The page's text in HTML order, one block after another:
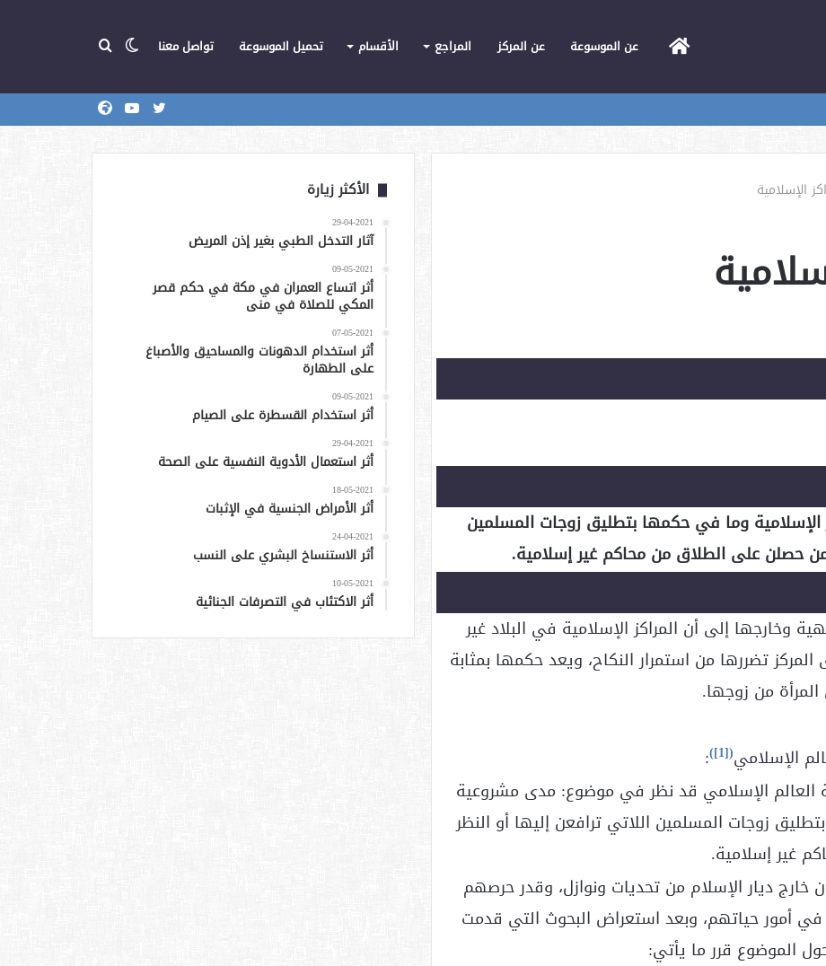
الرئيسيةعن الموسوعة عن المركز المراجع الأقسام تحميل الموسوعة تواصل معنا الوضع
يوتيوب تويتر
الإسلامية
وما في حكمها بتطليق زوجات المسلمين
حصلن على الطلاق من محاكم غير إسلامية.
وخارجها إلى أن المراكز الإسلامية في البلاد غير
تضررها من استمرار النكاح، ويعد حكمها بمثابة
من زوجها.
(
[1]
)
:
العالم الإسلامي قد نظر في موضوع: مدى مشروعية
زوجات المسلمين اللاتي ترافعن إليها أو النظر
غير إسلامية.
ديار الإسلام من تحديات ونوازل، وقدر حرصهم
أمور حياتهم، وبعد استعراض البحوث التي قدمت
الموضوع قرر ما يأتي:
الأكثر زيارة
29-04-2021
آثار التدخل الطبي بغير إذن المريض
09-05-2021
أثر اتساع العمران في مكة في حكم قصر
المكي للصلاة في منى
07-05-2021
أثر استخدام الدهونات والمساحيق والأصباغ
على الطهارة
09-05-2021
أثر استخدام القسطرة على الصيام
29-04-2021
أثر استعمال الأدوية النفسية على الصحة
18-05-2021
أثر الأمراض الجنسية في الإثبات
24-04-2021
أثر الاستنساخ البشري على النسب
10-05-2021
أثر الاكتئاب في التصرفات الجنائية